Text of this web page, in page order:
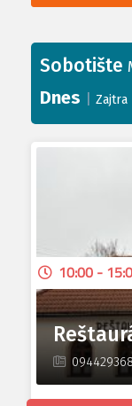
Sobotište
Dnes Zajtra
10:00 -